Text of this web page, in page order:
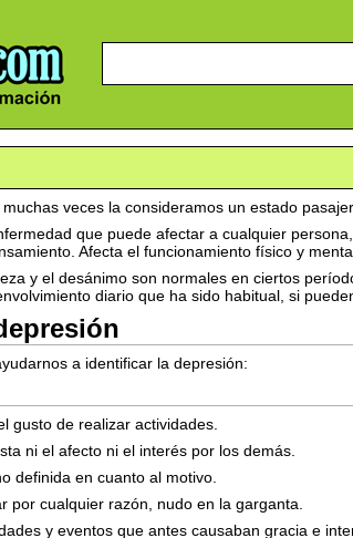
, muchas veces la consideramos un estado
que puede afectar a cualquier
Afecta el funcionamiento físico y
y el desánimo son normales en ciertos
diario que ha sido habitual, si
a identificar la depresión:
gusto de realizar actividades.
ni el afecto ni el interés por los demás.
definida en cuanto al motivo.
por cualquier razón, nudo en la garganta.
y eventos que antes causaban gracia e